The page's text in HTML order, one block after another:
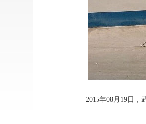
2015年08月19日，武汉